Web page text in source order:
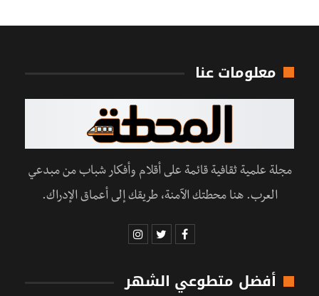
معلومات عنا
مجلة علمية ثقافية قائمة على أقلام وأفكار شباب من مبدعي
العرب. هنا محطتك الآمنة، طريقك إلى أعماق الإدراك.
أفضل متطوعي الشهر